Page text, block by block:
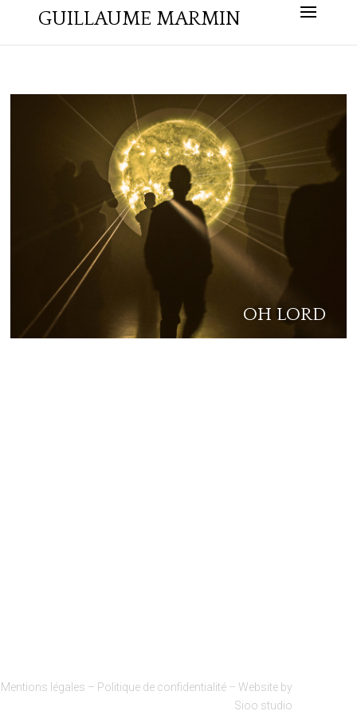
GUILLAUME MARMIN
OH LORD
Mentions légales – Politique de confidentialité –Website by
Sioo studio